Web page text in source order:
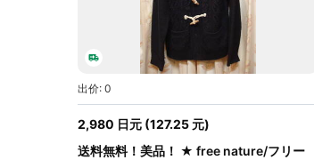
出价: 0
2,980 日元 (127.25 元)
送料無料！美品！ ★ free nature/フリー